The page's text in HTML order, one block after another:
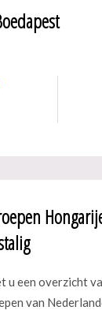
u een overzicht
van